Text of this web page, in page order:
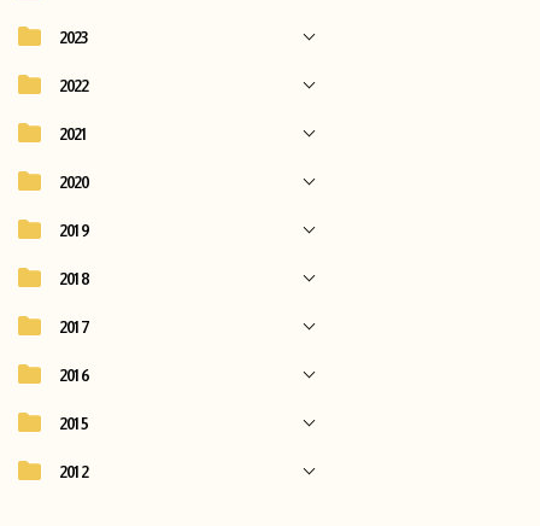
2023
2022
2021
2020
2019
2018
2017
2016
2015
2012